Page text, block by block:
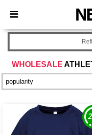
× Aplikacja
Lepsze ceny w
WHOLESALE